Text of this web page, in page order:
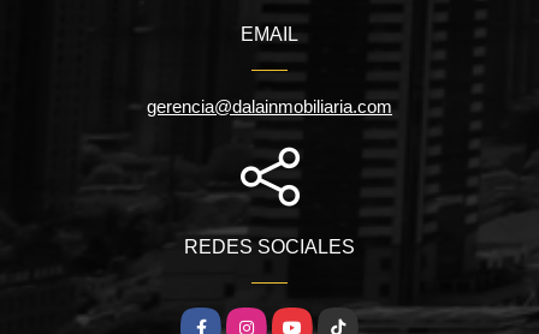
EMAIL
gerencia@dalainmobiliaria.com
REDES SOCIALES
FacebookInstagramYouTube
TikTok